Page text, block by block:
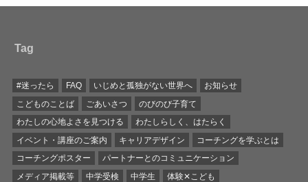
Tag
#迷ったら FAQ いじめと孤独がない世界へ
お知らせ
こどものことば
ごあいさつ
のびのび子育て
わたしの心地よさを見つける
わたしらしく、はたらく
イベント・講座のご案内
キャリアデザイン
コーチングを学ぶとは
コーチングポスター
パートナーとのコミュニケーション
メディア掲載等
中学受検 中学生
体験✕こども